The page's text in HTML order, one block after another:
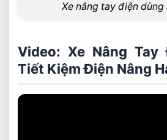
Xe nâng tay điện dùng
Video: Xe Nâng Tay
Tiết Kiệm Điện Nâng